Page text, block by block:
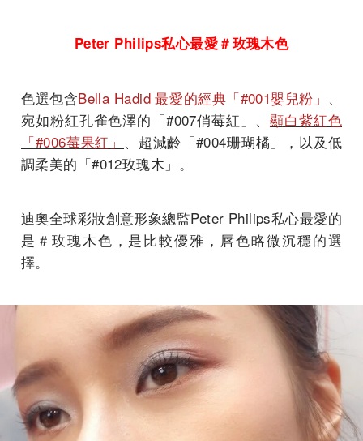
Peter Philips私心最愛＃玫瑰木色
色選包含Bella Hadid 最愛的經典「#001嬰兒粉」 、
宛如粉紅孔雀色澤的「#007俏莓紅」、 顯白紫紅色
「#006莓果紅」 、超減齡「#004珊瑚橘」，以及低
調柔美的「#012玫瑰木」。
迪奧全球彩妝創意形象總監Peter Philips私心最愛的
是＃玫瑰木色，是比較優雅，唇色略微沉穩的選
擇。